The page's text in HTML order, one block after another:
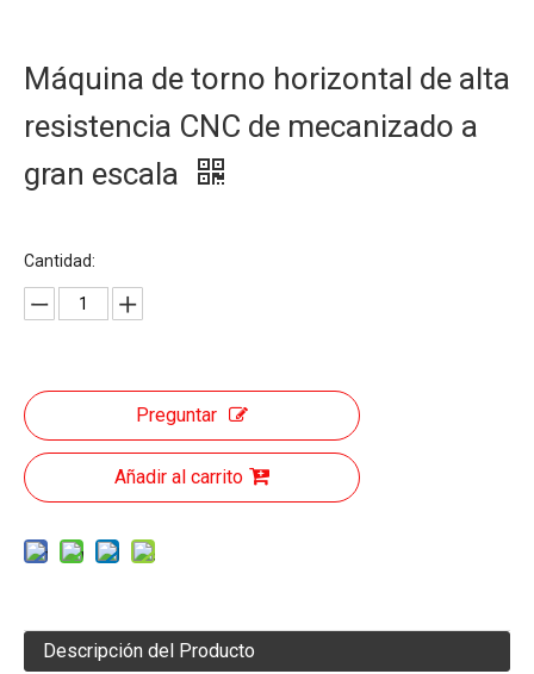
Máquina de torno horizontal de alta
resistencia CNC de mecanizado a
gran escala
Cantidad:
Preguntar
Añadir al carrito
Descripción del Producto